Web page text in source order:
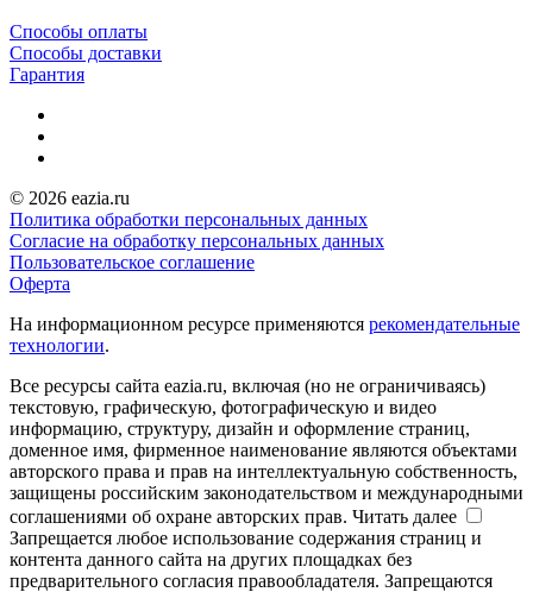
Способы оплаты
Способы доставки
Гарантия
© 2026 eazia.ru
Политика обработки персональных данных
Согласие на обработку персональных данных
Пользовательское соглашение
Оферта
На информационном ресурсе применяются рекомендательные
технологии.
Все ресурсы сайта eazia.ru, включая (но не ограничиваясь)
текстовую, графическую, фотографическую и видео
информацию, структуру, дизайн и оформление страниц,
доменное имя, фирменное наименование являются объектами
авторского права и прав на интеллектуальную собственность,
защищены российским законодательством и международными
соглашениями об охране авторских прав. Читать далее
Запрещается любое использование содержания страниц и
контента данного сайта на других площадках без
предварительного согласия правообладателя. Запрещаются